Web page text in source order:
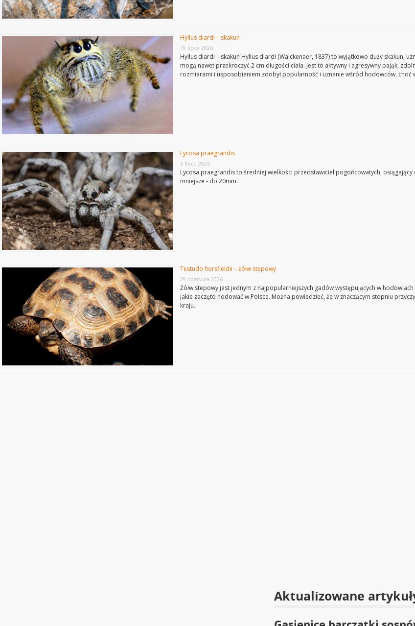
Hyllus diardi – skakun
19 lipca 2026
Hyllus diardi – skakun Hyllus diardi (Walckenaer, 1837) to wyjątkowo duży skakun,
mogą nawet przekroczyć 2 cm długości ciała. Jest to aktywny i agresywny pająk,
rozmiarami i usposobieniem zdobył popularność i uznanie wśród hodowców, choć
Lycosa praegrandis
3 lipca 2026
Lycosa praegrandis to średniej wielkości przedstawiciel pogońcowatych, osiągający
mniejsze - do 20mm.
Testudo horsfieldii – żółw stepowy
29 czerwca 2026
Żółw stepowy jest jednym z najpopularniejszych gadów występujących w
jakie zaczęto hodować w Polsce. Można powiedzieć, że w znaczącym stopniu
kraju.
Aktualizowane